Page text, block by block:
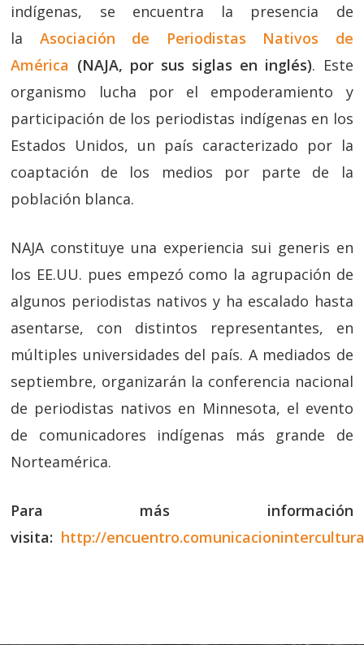
indígenas, se encuentra la presencia de
la Asociación de Periodistas Nativos de
América (NAJA, por sus siglas en inglés). Este
organismo lucha por el empoderamiento y
participación de los periodistas indígenas en los
Estados Unidos, un país caracterizado por la
coaptación de los medios por parte de la
población blanca.
NAJA constituye una experiencia sui generis en
los EE.UU. pues empezó como la agrupación de
algunos periodistas nativos y ha escalado hasta
asentarse, con distintos representantes, en
múltiples universidades del país. A mediados de
septiembre, organizarán la conferencia nacional
de periodistas nativos en Minnesota, el evento
de comunicadores indígenas más grande de
Norteamérica.
Para más información
visita: http://